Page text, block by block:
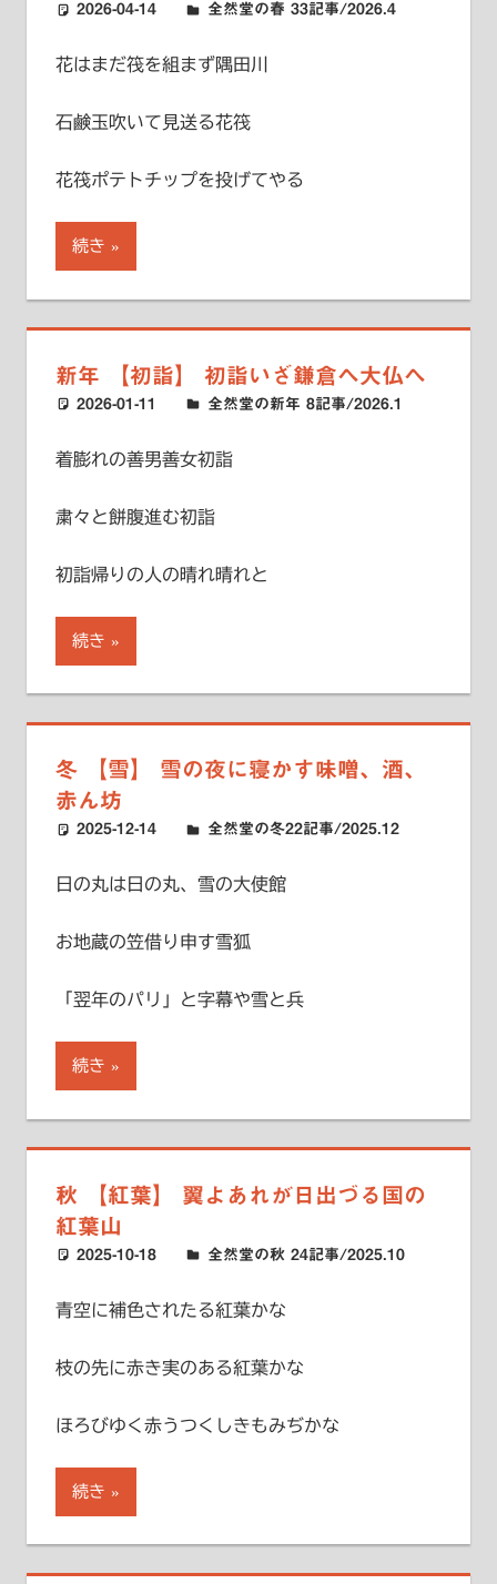
2026-04-14 ハードエッジ
全然堂の春 33記事/2026.4
花はまだ筏を組まず隅田川
石鹸玉吹いて見送る花筏
花筏ポテトチップを投げてやる
続き
新年 【初詣】 初詣いざ鎌倉へ大仏へ
2026-01-11 ハードエッジ
全然堂の新年 8記事/2026.1
着膨れの善男善女初詣
粛々と餅腹進む初詣
初詣帰りの人の晴れ晴れと
続き
冬 【雪】 雪の夜に寝かす味噌、酒、
赤ん坊
2025-12-14 ハードエッジ
全然堂の冬22記事/2025.12
日の丸は日の丸、雪の大使館
お地蔵の笠借り申す雪狐
「翌年のパリ」と字幕や雪と兵
続き
秋 【紅葉】 翼よあれが日出づる国の
紅葉山
2025-10-18 ハードエッジ
全然堂の秋 24記事/2025.10
青空に補色されたる紅葉かな
枝の先に赤き実のある紅葉かな
ほろびゆく赤うつくしきもみぢかな
続き